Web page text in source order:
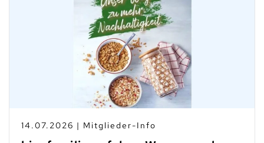
14.07.2026 | Mitglieder-Info